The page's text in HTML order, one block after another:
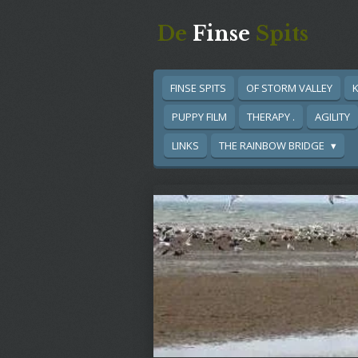
De Finse Spits
FINSE SPITS OF STORM VALLEY
PUPPY FILM
THERAPY . AGILITY
LINKS
THE RAINBOW BRIDGE